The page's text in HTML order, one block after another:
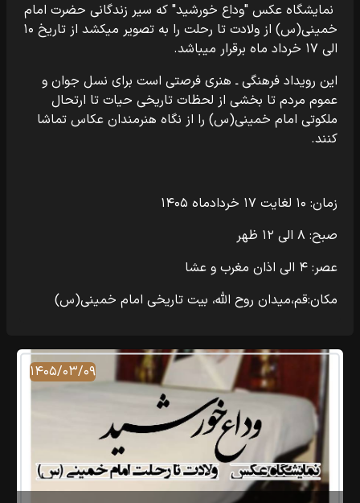
نمایشگاه عکس "وداع خورشید" که سیر زندگانی حضرت امام
خمینی(س) از ولادت تا رحلت را به تصویر میکشد از تاریخ ۱۰
الی ۱۷ خرداد ماه برقرار میباشد.
این رویداد فرهنگی ـ هنری فرصتی است برای نسل جوان و
عموم مردم تا بخشی از لحظات تاریخی حیات تا ارتحال
ملکوتی امام خمینی(س) را از نگاه هنرمندان عکاس تماشا
کنند.
زمان: ۱۰ لغایت ۱۷ خردادماه ۱۴۰۵
صبح: ۸ الی ۱۲ ظهر
عصر: ۴ الی اذان مغرب و عشا
مکان:قم،میدان روح‌ الله، بیت تاریخی امام خمینی(س)
۱۴۰۵/۰۳/۰۹